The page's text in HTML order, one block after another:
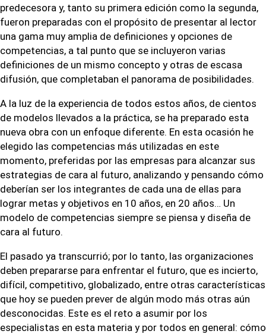
predecesora y, tanto su primera edición como la segunda,
fueron preparadas con el propósito de presentar al lector
una gama muy amplia de definiciones y opciones de
competencias, a tal punto que se incluyeron varias
definiciones de un mismo concepto y otras de escasa
difusión, que completaban el panorama de posibilidades.
A la luz de la experiencia de todos estos años, de cientos
de modelos llevados a la práctica, se ha preparado esta
nueva obra con un enfoque diferente. En esta ocasión he
elegido las competencias más utilizadas en este
momento, preferidas por las empresas para alcanzar sus
estrategias de cara al futuro, analizando y pensando cómo
deberían ser los integrantes de cada una de ellas para
lograr metas y objetivos en 10 años, en 20 años… Un
modelo de competencias siempre se piensa y diseña de
cara al futuro.
El pasado ya transcurrió; por lo tanto, las organizaciones
deben prepararse para enfrentar el futuro, que es incierto,
difícil, competitivo, globalizado, entre otras características
que hoy se pueden prever de algún modo más otras aún
desconocidas. Este es el reto a asumir por los
especialistas en esta materia y por todos en general: cómo